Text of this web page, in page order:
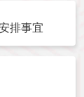
排事宜